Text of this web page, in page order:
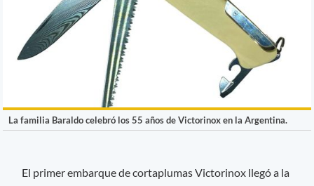
La familia Baraldo celebró los 55 años de Victorinox en la Argentina.
El primer embarque de cortaplumas Victorinox llegó a la